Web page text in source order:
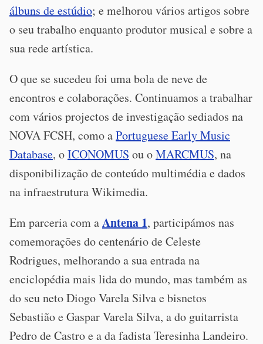
álbuns de estúdio; e melhorou vários artigos sobre
o seu trabalho enquanto produtor musical e sobre a
sua rede artística.
O que se sucedeu foi uma bola de neve de
encontros e colaborações. Continuamos a trabalhar
com vários projectos de investigação sediados na
NOVA FCSH, como aPortuguese Early Music
Database, oICONOMUS ou oMARCMUS, na
disponibilização de conteúdo multimédia e dados
na infraestrutura Wikimedia.
Em parceria com aAntena 1, participámos nas
comemorações do centenário de Celeste
Rodrigues, melhorando a sua entrada na
enciclopédia mais lida do mundo, mas também as
do seu neto Diogo Varela Silva e bisnetos
Sebastião e Gaspar Varela Silva, a do guitarrista
Pedro de Castro e a da fadista Teresinha Landeiro.